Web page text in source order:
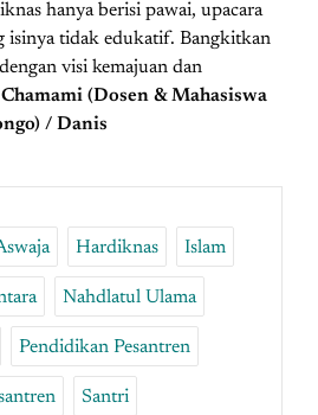
hanya berisi pawai, upacara
isinya tidak edukatif. Bangkitkan
visi kemajuan dan
(Dosen & Mahasiswa
/ Danis
Hardiknas Islam
Nahdlatul Ulama
Pendidikan Pesantren
Santri